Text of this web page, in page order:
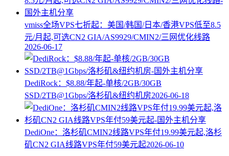
vmiss全场VPS七折起：美国/韩国/日本/香港VPS低至8.5
元/月起,可选CN2 GIA/AS9929/CMIN2/三网优化线路
2026-06-17
DediRock：$8.88/年起-单核/2GB/30GB
SSD/2TB@1Gbps/洛杉矶&纽约机房2026-06-18
DediOne：洛杉矶CMIN2线路VPS年付19.99美元起,洛杉
矶CN2 GIA线路VPS年付59美元起2026-06-10